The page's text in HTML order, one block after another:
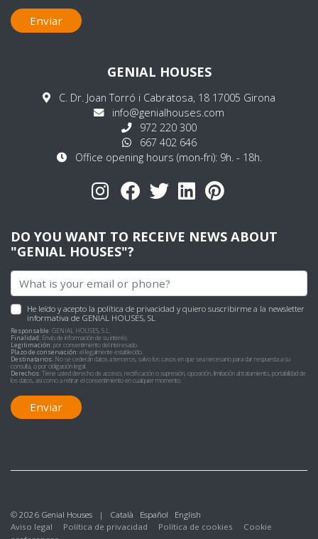
Enviar
GENIAL HOUSES
C. Dr. Joan Torró i Cabratosa, 18 17005 Girona
info@genialhouses.com
972 220 300
667 402 646
Office opening hours (mon-fri): 9h. - 18h.
DO YOU WANT TO RECEIVE NEWS ABOUT
"GENIAL HOUSES"?
He leído y acepto la política de privacidad y quiero suscribirme a la newsletter
informativa de GENIAL HOUSES, SL
Responsable:GENIAL HOUSES, S.L.
Finalidad: Envío de información de su interés
Legitimación:por consentimiento del interesado.
Plazo de conservación:el legalmente establecido.
Destinatarios: No se cederán datos a terceros, salvo los casos en que sea necesario para dar respuesta a su
consulta, o por obligación legal.
Derechos:Tiene usted derecho de acceso, rectificación o supresión, oposición, limitación al tratamiento, portabilidad de
los datos, así como a retirar el consentimiento en cualquier momento.
Enviar
© 2026 Genial Houses | Català Español
English
Aviso legal
Política de privacidad Política de cookies
Cookie